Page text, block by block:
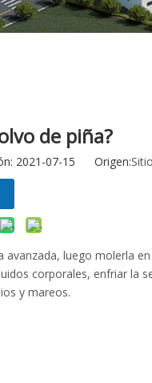
de piña?
2021-07-15 Origen:Sitio
luego molerla
corporales, enfriar la
y mareos.